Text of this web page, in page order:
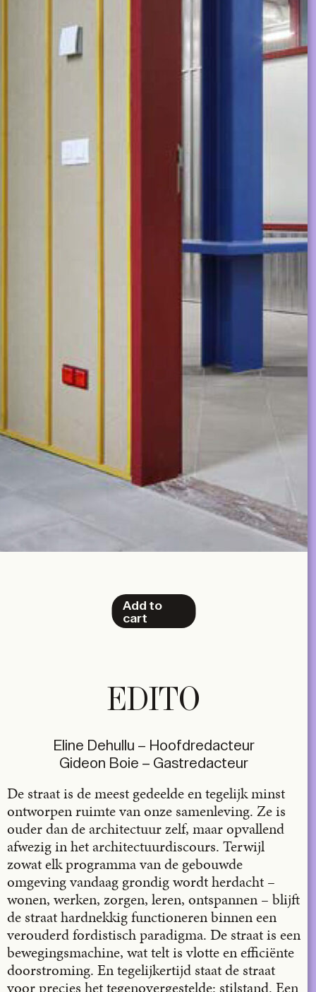
Add to
cart
EDITO
Eline Dehullu – Hoofdredacteur
Gideon Boie – Gastredacteur
De straat is de meest gedeelde en tegelijk minst
ontworpen ruimte van onze samenleving. Ze is
ouder dan de architectuur zelf, maar opvallend
afwezig in het architectuurdiscours. Terwijl
zowat elk programma van de gebouwde
omgeving vandaag grondig wordt herdacht –
wonen, werken, zorgen, leren, ontspannen – blijft
de straat hardnekkig functioneren binnen een
verouderd fordistisch paradigma. De straat is een
bewegingsmachine, wat telt is vlotte en efficiënte
doorstroming. En tegelijkertijd staat de straat
voor precies het tegenovergestelde: stilstand. Een